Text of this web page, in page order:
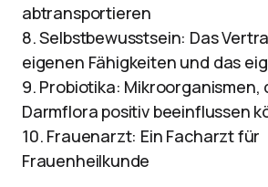
abtransportieren
8. Selbstbewusstsein: Das
eigenen Fähigkeiten und das
9. Probiotika: Mikroorganismen,
Darmflora positiv beeinflussen
10. Frauenarzt: Ein Facharzt für
Frauenheilkunde